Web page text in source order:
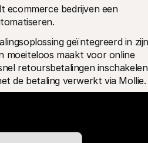
ecommerce bedrijven een
geïntegreerd in zijn
moeiteloos maakt voor online
retoursbetalingen inschakelen
de betaling verwerkt via Mollie.